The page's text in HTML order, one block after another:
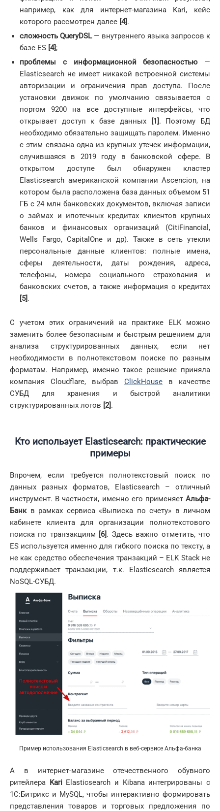
например, как для интернет-магазина Kari, кейс
которого рассмотрен далее [4].
сложность QueryDSL— внутреннего языка запросов к
базе ES [4];
проблемы с информационной безопасностью—
Elasticsearch не имеет никакой встроенной системы
авторизации и ограничения прав доступа. После
установки движок по умолчанию связывается с
портом 9200 на все доступные интерфейсы, что
открывает доступ к базе данных
[1]. Поэтому БД
необходимо обязательно защищать паролем. Именно
с этим связана одна из крупных утечек информации,
случившаяся в 2019 году в банковской сфере. В
открытом доступе был обнаружен кластер
Elasticsearch американской компании Ascencion, на
котором была расположена база данных объемом 51
ГБ с 24 млн банковских документов, включая записи
о займах и ипотечных кредитах клиентов крупных
банков и финансовых организаций (CitiFinancial,
Wells Fargo, CapitalOne и др). Также в сеть утекли
персональные данные клиентов: полные имена,
сферы деятельности, даты рождения, адреса,
телефоны, номера социального страхования и
банковских счетов, а также информация о кредитах
[5].
С учетом этих ограничений на практике ELK можно
заменить более безопасным и быстрым решением для
анализа структурированных данных, если нет
необходимости в полнотекстовом поиске по разным
форматам. Например, именно такое решение приняла
компания Cloudflare, выбрав ClickHouse в качестве
СУБД для хранения и быстрой аналитики
структурированных логов [2].
Кто использует Elasticsearch: практические
примеры
Впрочем, если требуется полнотекстовый поиск по
данных разных форматов, Elasticsearch – отличный
инструмент. В частности, именно его применяет Альфа-
Банкв рамках сервиса «Выписка по счету» в личном
кабинете клиента для организации полнотекстового
поиска по транзакциям [6]. Здесь важно отметить, что
ES используется именно для гибкого поиска по тексту, а
не как средство обеспечения транзакций – ELK Stack не
поддерживает транзакции, т.к. Elasticsearch является
NoSQL-СУБД.
Пример использования Elasticsearch в веб-сервисе Альфа-банка
А в интернет-магазине отечественного обувного
ритейлера KariElasticsearch и Kibana интегрированы с
1С:Битрикс и MySQL, чтобы интерактивно формировать
представления товаров и торговых предложения по